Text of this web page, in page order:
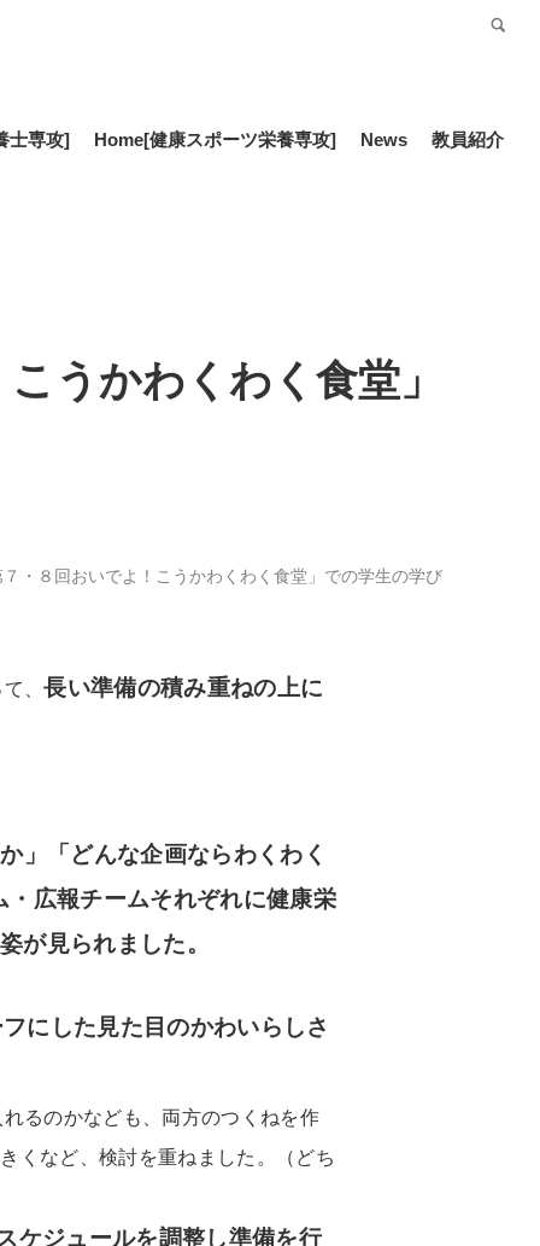
士専攻] Home[健康スポーツ栄養専攻] News 教員紹介
うかわくわく食堂」
・８回おいでよ！こうかわくわく食堂」での学生の学び
て、長い準備の積み重ねの上に
」「どんな企画ならわくわく
広報チームそれぞれに健康栄
が見られました。
にした見た目のかわいらしさ
るのかなども、両方のつくねを作
くなど、検討を重ねました。（どち
ケジュールを調整し準備を行